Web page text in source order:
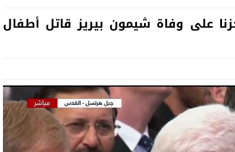
على وفاة شيمون بيريز قاتل أطفال